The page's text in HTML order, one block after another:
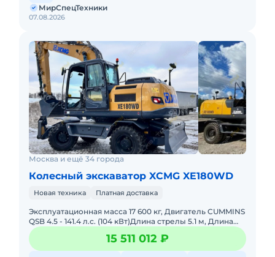
07.08.2026
МирСпецТехники
Москва и ещё 34 города
Колесный экскаватор XCMG XE180WD
Новая техника Платная доставка
Эксплуатационная масса 17 600 кг, Двигатель CUMMINS
QSB 4.5 - 141.4 л.с. (104 кВт)Длина стрелы 5.1 м, Длина
рукояти 2.62 мОбъём ковша 0.89м3, Гидронасос
KAWASAK
15 511 012 ₽